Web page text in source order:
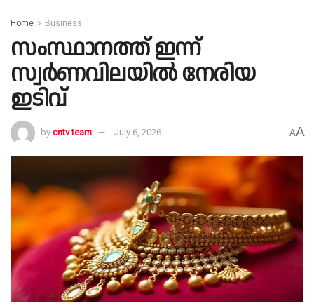
Home Business
സംസ്ഥാനത്ത് ഇന്ന്
സ്വർണവിലയിൽ നേരിയ
ഇടിവ്
by cntv team July 6, 2026 AA